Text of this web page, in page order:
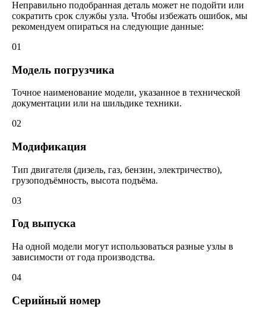
Неправильно подобранная деталь может не подойти или
сократить срок службы узла. Чтобы избежать ошибок, мы
рекомендуем опираться на следующие данные:
01
Модель погрузчика
Точное наименование модели, указанное в технической
документации или на шильдике техники.
02
Модификация
Тип двигателя (дизель, газ, бензин, электричество),
грузоподъёмность, высота подъёма.
03
Год выпуска
На одной модели могут использоваться разные узлы в
зависимости от года производства.
04
Серийный номер